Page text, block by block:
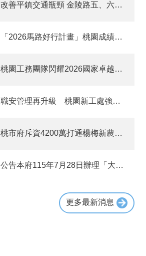
改善平鎮交通瓶頸 金陵路五、六段替代道路開工 打造便捷路網
「2026馬路好行計畫」桃園成績亮眼！勇奪10大獎
桃園工務團隊閃耀2026國家卓越建設獎 8項工程分別榮獲卓越、金質及優質獎
職安管理再升級 桃園新工處強化教育訓練落實工地安全
桃市府斥資4200萬打通楊梅新農街，翻轉楊明國小千人通學環境
公告本府115年7月28日辦理「大園區田溪路(華興路二段至聖德北路) 道路拓寬工程」用地取得第3場公聽會會議紀錄
更多最新消息